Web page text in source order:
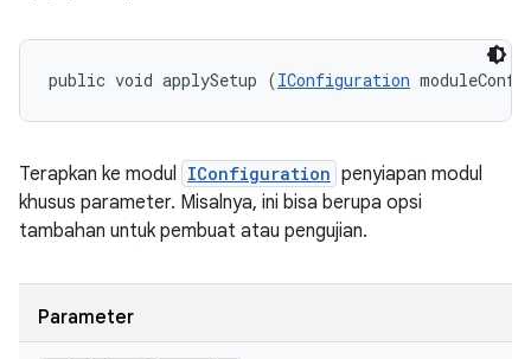
public void applySetup (IConfiguration
Terapkan ke modul IConfiguration penyiapan modul
khusus parameter. Misalnya, ini bisa berupa opsi
tambahan untuk pembuat atau pengujian.
Parameter